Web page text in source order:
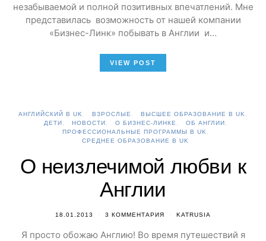
незабываемой и полной позитивных впечатлений. Мне
представилась возможность от нашей компании
«Бизнес-Линк» побывать в Англии и…
VIEW POST
АНГЛИЙСКИЙ В UK ВЗРОСЛЫЕ
ВЫСШЕЕ ОБРАЗОВАНИЕ В UK
ДЕТИ
НОВОСТИ О БИЗНЕС-ЛИНКЕ
ОБ АНГЛИИ
ПРОФЕССИОНАЛЬНЫЕ ПРОГРАММЫ В UK
СРЕДНЕЕ ОБРАЗОВАНИЕ В UK
О неизлечимой любви к
Англии
18.01.2013 3 КОММЕНТАРИЯ KATRUSIA
Я просто обожаю Англию! Во время путешествий я